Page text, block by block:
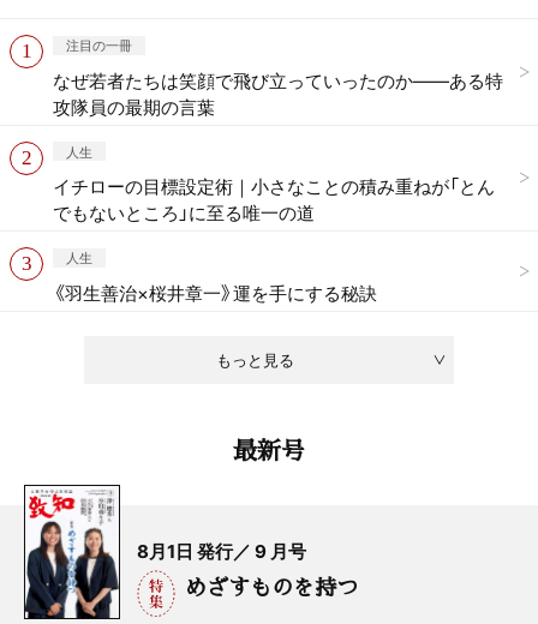
もっと見る
注目の一冊
なぜ若者たちは笑顔で飛び立っていったのか——ある特
攻隊員の最期の言葉
人生
イチローの目標設定術｜小さなことの積み重ねが「とん
でもないところ」に至る唯一の道
人生
《羽生善治×桜井章一》運を手にする秘訣
最新号
8月1日 発行／ 9 月号
めざすものを持つ